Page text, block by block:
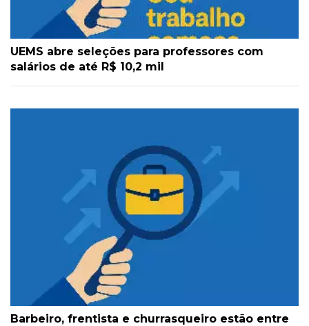
UEMS abre seleções para professores com
salários de até R$ 10,2 mil
Barbeiro, frentista e churrasqueiro estão entre